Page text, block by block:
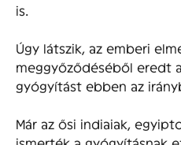
is.
Úgy látszik, az emberi
meggyőződéséből eredt
gyógyítást ebben az
Már az ősi indiaiak,